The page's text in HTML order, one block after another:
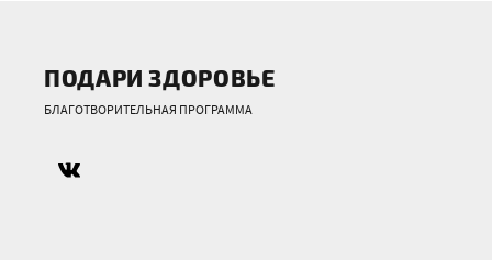
ПОДАРИ ЗДОРОВЬЕ
БЛАГОТВОРИТЕЛЬНАЯ ПРОГРАММА